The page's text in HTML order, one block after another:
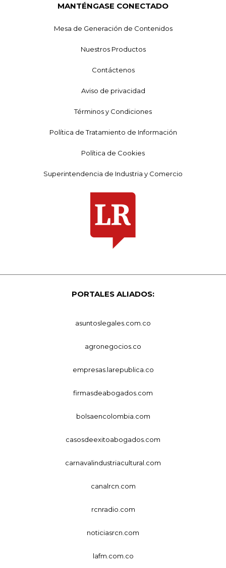
MANTÉNGASE CONECTADO
Mesa de Generación de Contenidos
Nuestros Productos
Contáctenos
Aviso de privacidad
Términos y Condiciones
Política de Tratamiento de Información
Política de Cookies
Superintendencia de Industria y Comercio
PORTALES ALIADOS:
asuntoslegales.com.co
agronegocios.co
empresas.larepublica.co
firmasdeabogados.com
bolsaencolombia.com
casosdeexitoabogados.com
carnavalindustriacultural.com
canalrcn.com
rcnradio.com
noticiasrcn.com
lafm.com.co